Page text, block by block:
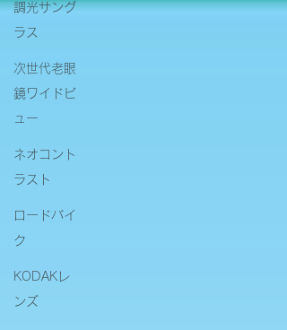
調光サング
ラス
次世代老眼
鏡ワイドビ
ュー
ネオコント
ラスト
ロードバイ
ク
KODAKレ
ンズ